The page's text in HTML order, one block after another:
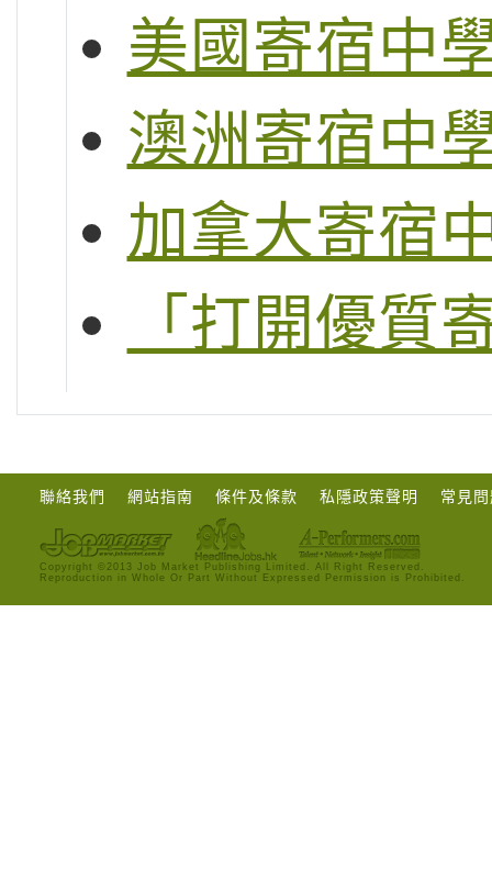
美國寄宿中
澳洲寄宿中
加拿大寄宿
「打開優質
聯絡我們 網站指南 條件及條款 私隱政策聲明 常見
Copyright ©2013 Job Market Publishing Limited. All Right Reserved.
Reproduction in Whole Or Part Without Expressed Permission is Prohibited.